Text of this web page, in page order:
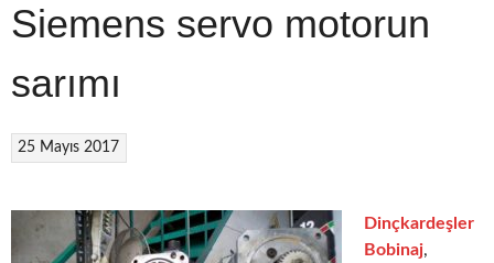
Siemens servo motorun
sarımı
25 Mayıs 2017
Dinçkardeşler
Bobinaj,